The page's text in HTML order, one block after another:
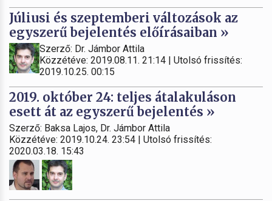
Júliusi és szeptemberi változások az
egyszerű bejelentés előírásaiban »
Szerző: Dr. Jámbor Attila
Közzétéve: 2019.08.11. 21:14 | Utolsó frissítés:
2019.10.25. 00:15
2019. október 24: teljes átalakuláson
esett át az egyszerű bejelentés »
Szerző: Baksa Lajos, Dr. Jámbor Attila
Közzétéve: 2019.10.24. 23:54 | Utolsó frissítés:
2020.03.18. 15:43